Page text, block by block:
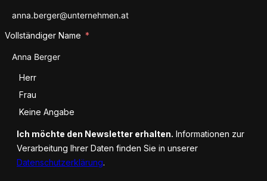
Vollständiger Name
Anrede
Herr
Frau
Keine Angabe
Ich möchte den Newsletter erhalten. Informationen zur
Verarbeitung Ihrer Daten finden Sie in unserer
Datenschutzerklärung.